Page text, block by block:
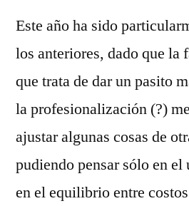
Este año ha sido
los anteriores, dado que la
que trata de dar un pasito
la profesionalización (?)
ajustar algunas cosas de
pudiendo pensar sólo en el
en el equilibrio entre